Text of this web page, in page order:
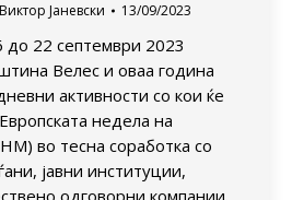
Виктор Јаневски 13/09/2023
22 септември 2023
Велес и оваа година
активности со кои ќе
недела на
во тесна соработка со
јавни институции,